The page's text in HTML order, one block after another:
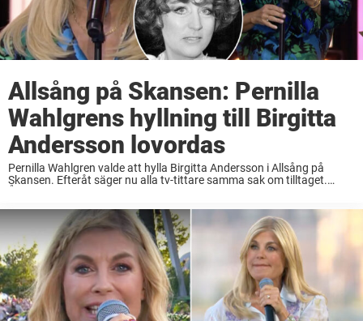
Allsång på Skansen: Pernilla
Wahlgrens hyllning till Birgitta
Andersson lovordas
Pernilla Wahlgren valde att hylla Birgitta Andersson i Allsång på
Skansen. Efteråt säger nu alla tv-tittare samma sak om tilltaget.